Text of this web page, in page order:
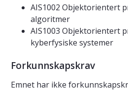
AIS1002 Objektorientert
algoritmer
AIS1003 Objektorientert
kyberfysiske systemer
Forkunnskapskrav
Emnet har ikke